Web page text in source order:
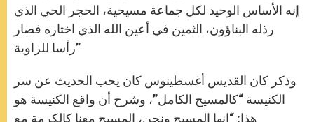
إنه الأساس الوحيد لكل جماعة مسيحية، الحجر الحي الذي
رذله البناؤون، الثمين في أعين الله الذي اختاره فصار
رأسا للزاوية”
وذكر كان القديس أغسطينوس كان يحب الحديث عن سر
الكنيسة “كالمسيح الكامل”، وشرح أن واقع الكنيسة هو
هذا: “إنها المسيح ونحن، المسيح معنا كالكرمة مع